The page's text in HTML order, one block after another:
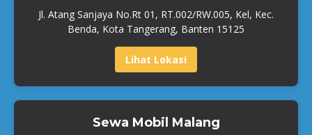
Jl. Atang Sanjaya No.Rt 01, RT.002/RW.005, Kel, Kec.
Benda, Kota Tangerang, Banten 15125
Lihat Lokasi
Sewa Mobil Malang